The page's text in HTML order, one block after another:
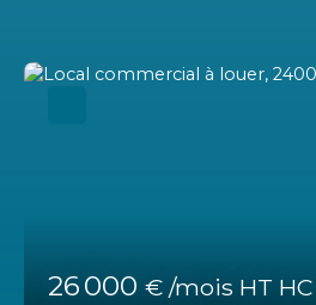
26 000 € /mois HT HC